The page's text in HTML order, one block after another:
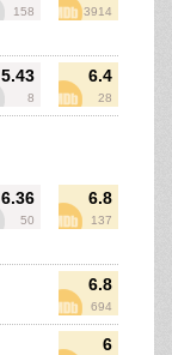
158 3914
5.43
8
6.4
28
6.36
50
6.8
137
6.8
694
6